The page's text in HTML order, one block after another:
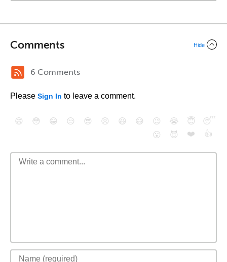
Comments Hide
6 Comments
Please Sign In to leave a comment.
😄 😳 😁 😒 😎 😠 😆 😅 😉 😭 😇
😴
😮
😈 ❤️ 👍